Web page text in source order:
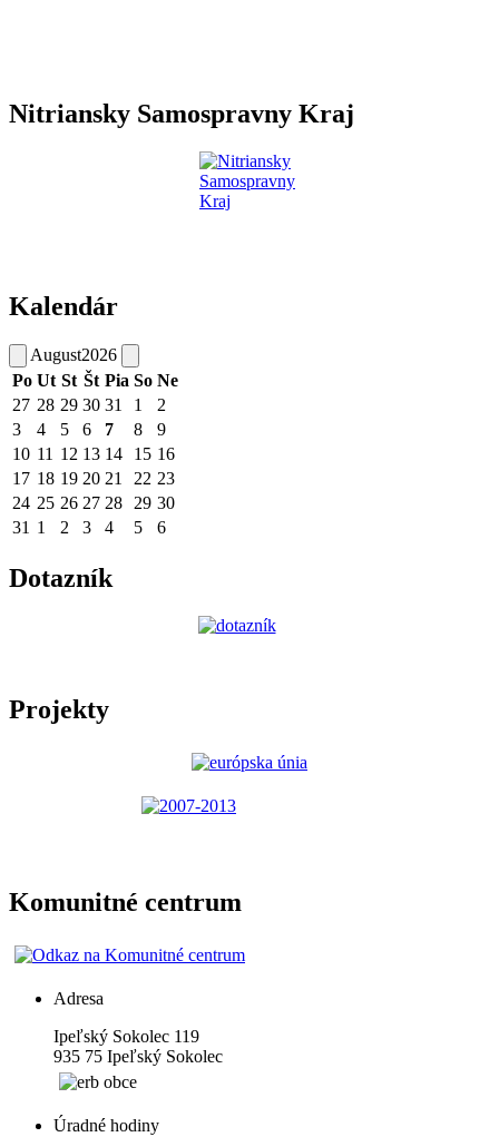
Nitriansky Samospravny Kraj
Kalendár
August2026
Po Ut St Št Pia So Ne
27 28 29 30 31 1
2
3
4 5 6 7 8
9
10 11 12 13 14 15 16
17 18 19 20 21 22 23
24 25 26 27 28 29 30
31 1 2 3 4 5 6
Dotazník
Projekty
Komunitné centrum
Adresa
Ipeľský Sokolec 119
935 75 Ipeľský Sokolec
Úradné hodiny